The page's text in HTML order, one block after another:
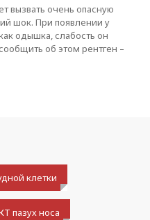
вызвать очень опасную
шок. При появлении у
одышка, слабость он
об этом рентген –
клетки
пазух носа